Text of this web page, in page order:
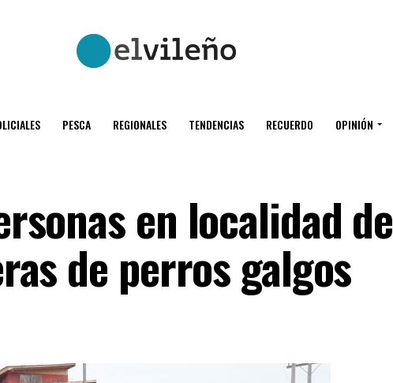
PESCA REGIONALES TENDENCIAS RECUERDO OPINIÓN
en localidad de
de perros galgos